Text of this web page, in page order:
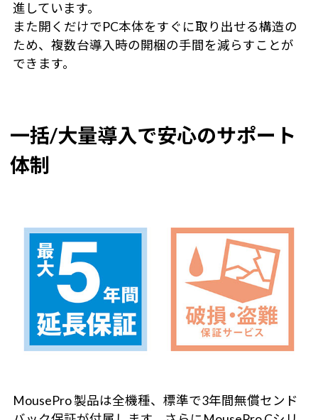
進しています。
また開くだけでPC本体をすぐに取り出せる構造の
ため、複数台導入時の開梱の手間を減らすことが
できます。
一括/大量導入で安心のサポート
体制
MousePro 製品は全機種、標準で3年間無償センド